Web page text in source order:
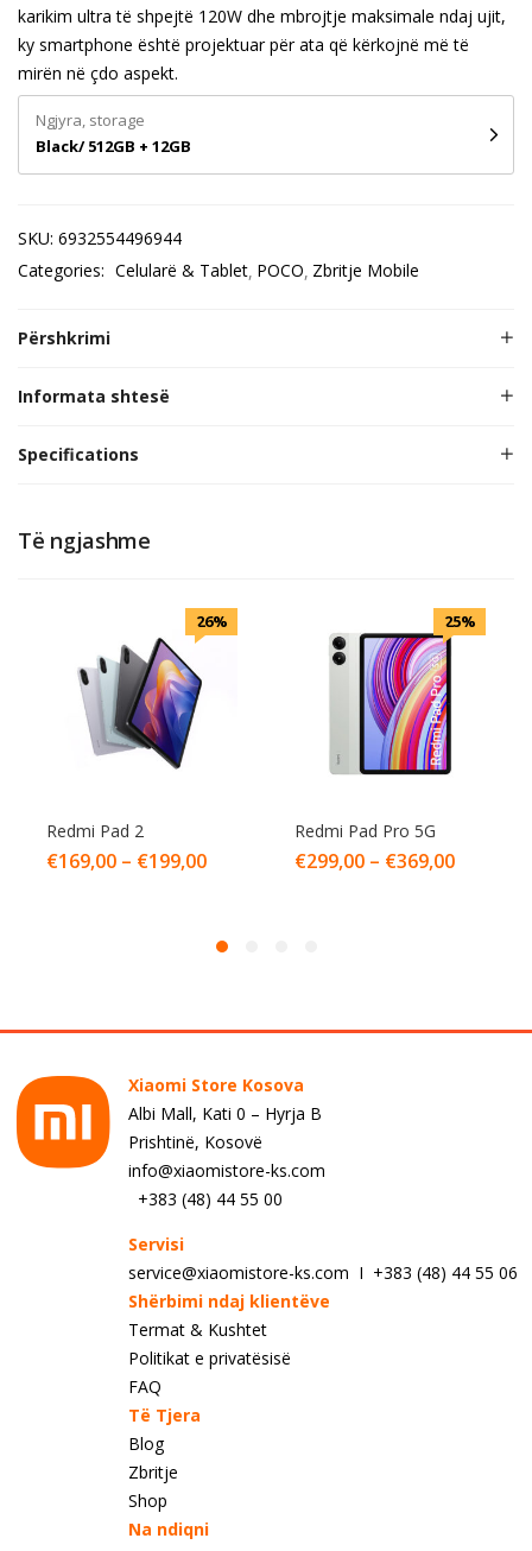
karikim ultra të shpejtë 120W dhe mbrojtje maksimale ndaj ujit,
ky smartphone është projektuar për ata që kërkojnë më të
mirën në çdo aspekt.
Ngjyra, storage
Black/ 512GB + 12GB
SKU: 6932554496944
Categories: Celularë & Tablet POCO Zbritje Mobile
Përshkrimi
Informata shtesë
Specifications
Të ngjashme
26%
Redmi Pad 2
€169,00 – €199,00
25%
Redmi Pad Pro 5G
€299,00 – €369,00
Xiaomi Store Kosova
Albi Mall, Kati 0 – Hyrja B
Prishtinë, Kosovë
info@xiaomistore-ks.com
+383 (48) 44 55 00
Servisi
service@xiaomistore-ks.com I +383 (48) 44 55 06
Shërbimi ndaj klientëve
Termat & Kushtet
Politikat e privatësisë
FAQ
Të Tjera
Blog
Zbritje
Shop
Na ndiqni